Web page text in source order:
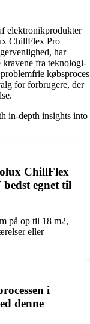
elektronikprodukter
ChillFlex Pro
har
fra teknologi-
købsproces
for forbrugere, der
in-depth insights into
ChillFlex
egnet til
på op til 18 m2,
eller
i
denne